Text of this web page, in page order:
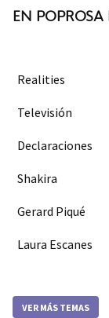
EN
Realities
Televisión
Declaraciones
Shakira
Gerard Piqué
Laura Escanes
VER MÁS TEMAS